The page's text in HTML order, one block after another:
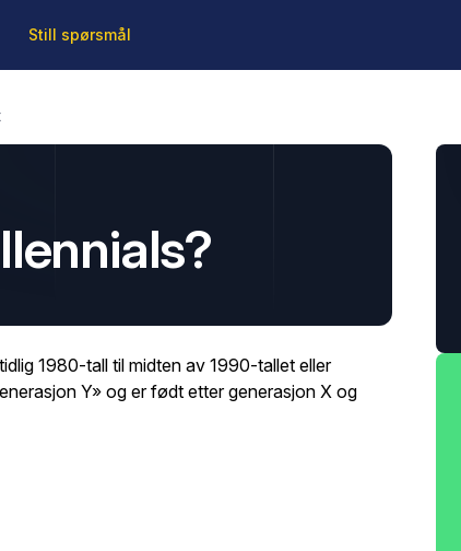
Still spørsmål
1980-tall til midten av 1990-tallet eller
Y» og er født etter generasjon X og